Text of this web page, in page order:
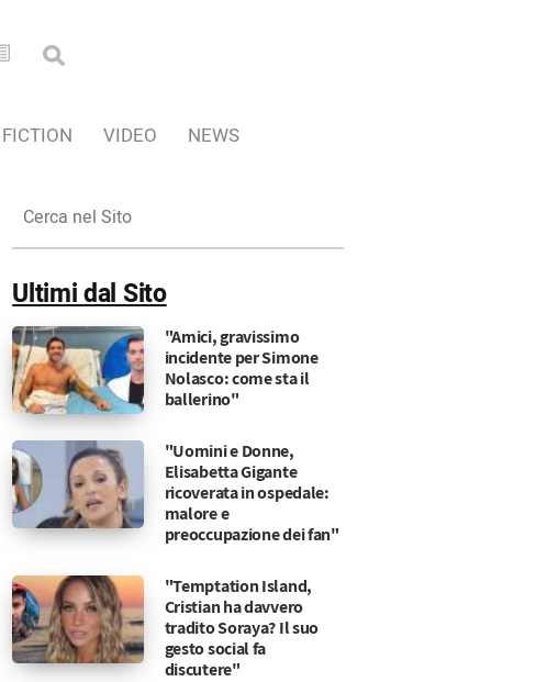
FICTION VIDEO NEWS
nel
Sito
Ultimi dal Sito
"Amici, gravissimo
incidente per Simone
Nolasco: come sta il
ballerino"
"Uomini e Donne,
Elisabetta Gigante
ricoverata in ospedale:
malore e
preoccupazione dei fan"
"Temptation Island,
Cristian ha davvero
tradito Soraya? Il suo
gesto social fa
discutere"